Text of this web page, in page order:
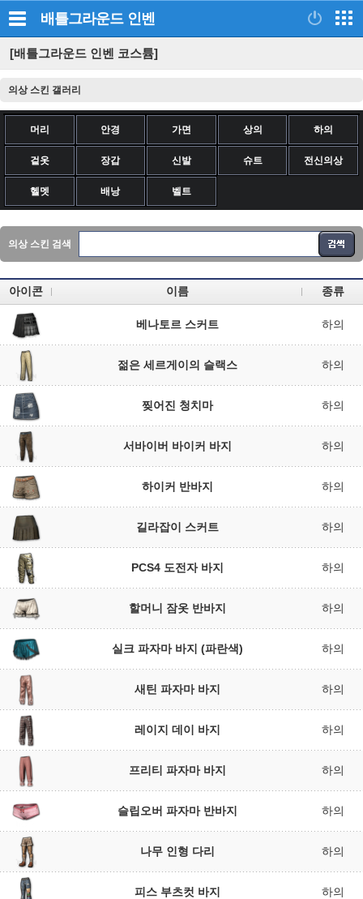
배틀그라운드 인벤
[배틀그라운드 인벤 코스튬]
의상 스킨 갤러리
머리 안경 가면 상의 하의
겉옷 장갑 신발 슈트 전신의상
헬멧 배낭 벨트
의상 스킨 검색
아이콘 이름 종류
베나토르 스커트 하의
젊은 세르게이의 슬랙스 하의
찢어진 청치마 하의
서바이버 바이커 바지 하의
하이커 반바지 하의
길라잡이 스커트 하의
PCS4 도전자 바지 하의
할머니 잠옷 반바지 하의
실크 파자마 바지 (파란색) 하의
새틴 파자마 바지 하의
레이지 데이 바지 하의
프리티 파자마 바지 하의
슬립오버 파자마 반바지 하의
나무 인형 다리 하의
피스 부츠컷 바지 하의